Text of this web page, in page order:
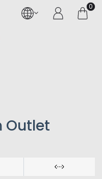
0
Outlet